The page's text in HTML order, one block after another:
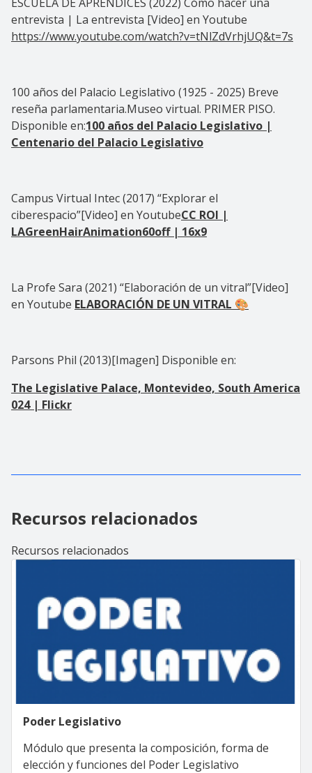
entrevista | La entrevista [Video] en Youtube
https://www.youtube.com/watch?v=tNlZdVrhjUQ&t=7s
100 años del Palacio Legislativo (1925 - 2025) Breve
reseña parlamentaria.Museo virtual. PRIMER PISO.
Disponible en:100 años del Palacio Legislativo |
Centenario del Palacio Legislativo
Campus Virtual Intec (2017) “Explorar el
ciberespacio”[Video] en YoutubeCC ROI |
LAGreenHairAnimation60off | 16x9
La Profe Sara (2021) “Elaboración de un vitral”[Video]
en Youtube ELABORACIÓN DE UN VITRAL 🎨
Parsons Phil (2013)[Imagen] Disponible en:
The Legislative Palace, Montevideo, South America
024 | Flickr
Recursos relacionados
Recursos relacionados
Poder Legislativo
Módulo que presenta la composición, forma de
elección y funciones del Poder Legislativo